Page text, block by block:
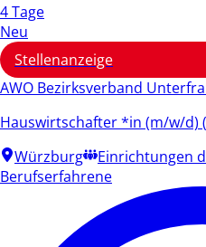
4 Tage
Neu
Stellenanzeige
AWO Bezirksverband
Hauswirtschafter *in (m/w/d)
Würzburg
Einrichtungen
Berufserfahrene